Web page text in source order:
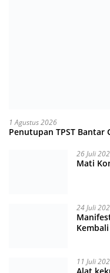
1 Agustus 2026
Penutupan TPST Bantar
26 Juli
Mati
24 Juli
11 Juli